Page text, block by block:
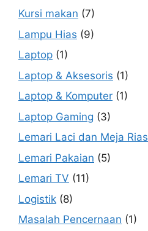
Kursi makan (7)
Lampu Hias (9)
Laptop (1)
Laptop & Aksesoris (1)
Laptop & Komputer (1)
Laptop Gaming (3)
Lemari Laci dan Meja Rias
Lemari Pakaian (5)
Lemari TV (11)
Logistik (8)
Masalah Pencernaan (1)